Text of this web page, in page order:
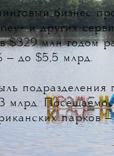
бизнес
и других
$329 млн годом
— до $5,5 млрд.
подразделения
млрд.
парков —